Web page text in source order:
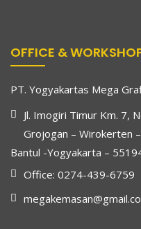
OFFICE &
PT. Yogyakartas Mega
Jl. Imogiri Timur Km. 7,
Grojogan – Wirokerten
Bantul -Yogyakarta –
Office: 0274-439-6759